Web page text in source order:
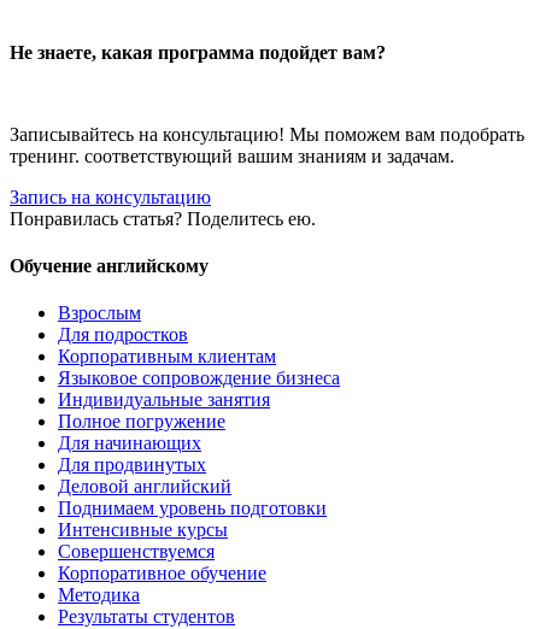
Не знаете, какая программа подойдет вам?
Записывайтесь на консультацию! Мы поможем вам подобрать
тренинг. соответствующий вашим знаниям и задачам.
Запись на консультацию
Понравилась статья? Поделитесь ею.
Обучение английскому
Взрослым
Для подростков
Корпоративным клиентам
Языковое сопровождение бизнеса
Индивидуальные занятия
Полное погружение
Для начинающих
Для продвинутых
Деловой английский
Поднимаем уровень подготовки
Интенсивные курсы
Совершенствуемся
Корпоративное обучение
Методика
Результаты студентов